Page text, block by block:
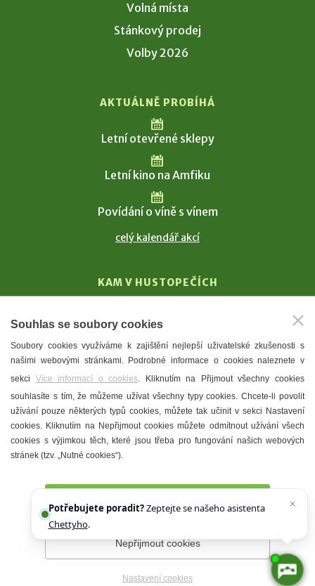
Volná místa
Stánkový prodej
Volby 2026
AKTUÁLNĚ PROBÍHÁ
Letní otevřené sklepy
Letní kino na Amfiku
Povídání o víně s vínem
celý kalendář akcí
KAM V HUSTOPEČÍCH
T. G. Masaryk
Mandloně
Ubytování
Restaurace
Městské muzeum a galerie
Denní meníčka
Prohlášení o přístupnosti Správce webu
Souhlas se soubory cookies
Soubory cookies využíváme k zajištění nejlepší uživatelské zkušenosti s
našimi webovými stránkami. Podrobné informace o cookies naleznete v
sekci Více informací o cookies. Kliknutím na Přijmout všechny cookies
souhlasíte s tím, že můžeme užívat všechny typy cookies. Chcete-li povolit
užívání pouze některých typů cookies, můžete tak učinit v sekci Nastavení
cookies. Kliknutím na Nepřijmout cookies můžete odmítnout užívání všech
cookies s výjimkou těch, které jsou třeba pro fungování našich webových
stránek (tzv. „Nutné cookies“).
Nepřijmout cookies
Nastavení cookies
Potřebujete poradit?Zeptejte se našeho asistenta
Chettyho.